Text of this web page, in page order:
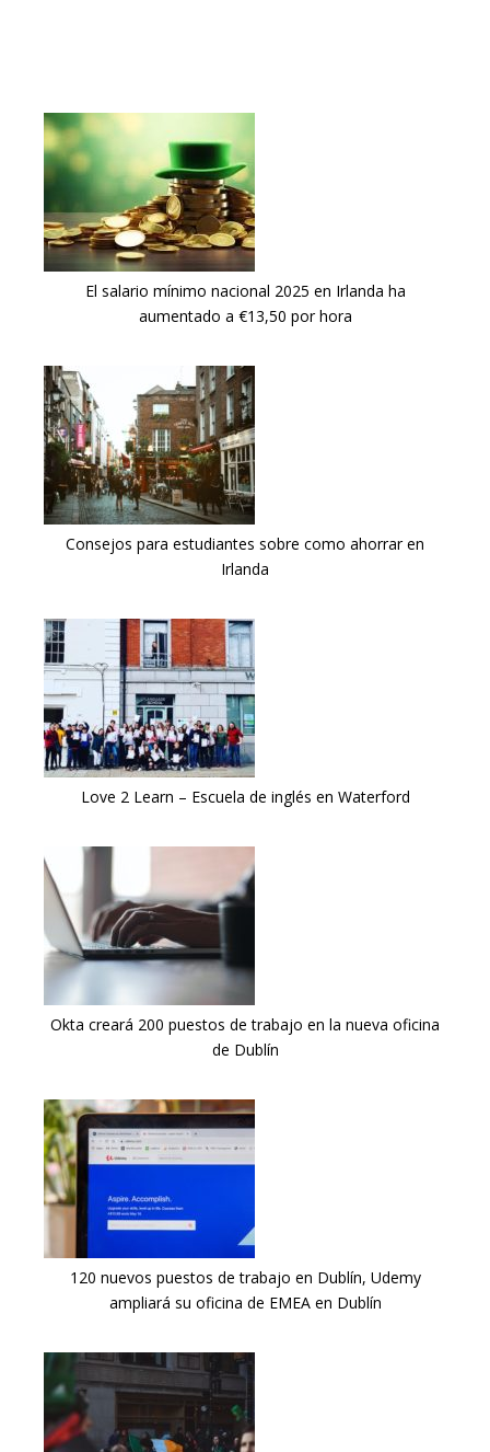
El salario mínimo nacional 2025 en Irlanda ha
aumentado a €13,50 por hora
Consejos para estudiantes sobre como ahorrar en
Irlanda
Love 2 Learn – Escuela de inglés en Waterford
Okta creará 200 puestos de trabajo en la nueva oficina
de Dublín
120 nuevos puestos de trabajo en Dublín, Udemy
ampliará su oficina de EMEA en Dublín